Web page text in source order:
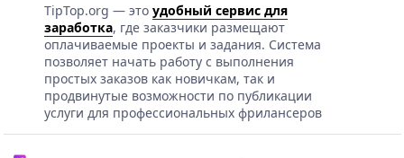
TipTop.org — это удобный сервис для
заработка, где заказчики размещают
оплачиваемые проекты и задания. Система
позволяет начать работу с выполнения
простых заказов как новичкам, так и
продвинутые возможности по публикации
услуги для профессиональных фрилансеров